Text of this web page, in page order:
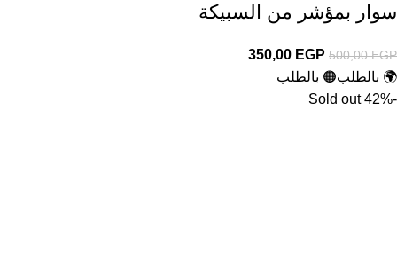
سوار بمؤشر من السبيكة
500,00EGP
350,00 EGP
🌍 بالطلب🟠 بالطلب
-42%
Sold out